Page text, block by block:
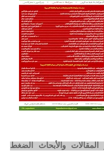
والأبحاث الضغط